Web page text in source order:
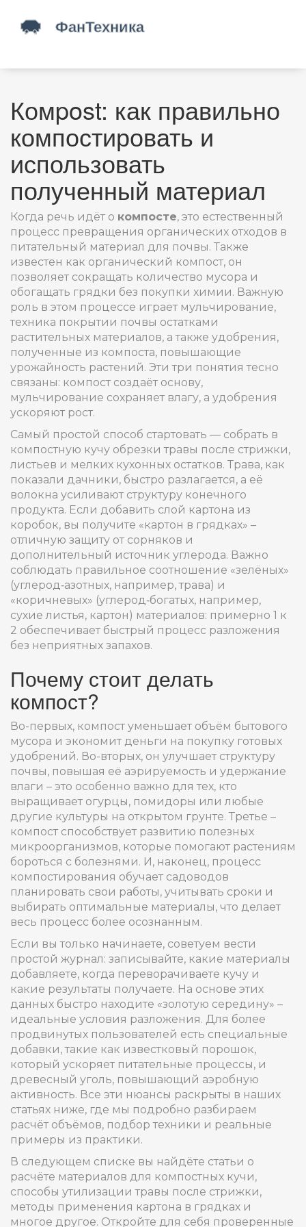
Комpost: как правильно
компостировать и
использовать
полученный материал
Когда речь идёт о компосте, это естественный
процесс превращения органических отходов в
питательный материал для почвы. Также
известен как органический компост, он
позволяет сокращать количество мусора и
обогащать грядки без покупки химии. Важную
роль в этом процессе играет мульчирование,
техника покрытии почвы остатками
растительных материалов, а также удобрения,
полученные из компоста, повышающие
урожайность растений. Эти три понятия тесно
связаны: компост создаёт основу,
мульчирование сохраняет влагу, а удобрения
ускоряют рост.
Самый простой способ стартовать — собрать в
компостную кучу обрезки травы после стрижки,
листьев и мелких кухонных остатков. Трава, как
показали дачники, быстро разлагается, а её
волокна усиливают структуру конечного
продукта. Если добавить слой картона из
коробок, вы получите «картон в грядках» –
отличную защиту от сорняков и
дополнительный источник углерода. Важно
соблюдать правильное соотношение «зелёных»
(углерод‑азотных, например, трава) и
«коричневых» (углерод‑богатых, например,
сухие листья, картон) материалов: примерно 1 к
2 обеспечивает быстрый процесс разложения
без неприятных запахов.
Почему стоит делать
компост?
Во-первых, компост уменьшает объём бытового
мусора и экономит деньги на покупку готовых
удобрений. Во-вторых, он улучшает структуру
почвы, повышая её аэрируемость и удержание
влаги – это особенно важно для тех, кто
выращивает огурцы, помидоры или любые
другие культуры на открытом грунте. Третье –
компост способствует развитию полезных
микроорганизмов, которые помогают растениям
бороться с болезнями. И, наконец, процесс
компостирования обучает садоводов
планировать свои работы, учитывать сроки и
выбирать оптимальные материалы, что делает
весь процесс более осознанным.
Если вы только начинаете, советуем вести
простой журнал: записывайте, какие материалы
добавляете, когда переворачиваете кучу и
какие результаты получаете. На основе этих
данных быстро находите «золотую середину» –
идеальные условия разложения. Для более
продвинутых пользователей есть специальные
добавки, такие как известковый порошок,
который ускоряет питательные процессы, и
древесный уголь, повышающий аэробную
активность. Все эти нюансы раскрыты в наших
статьях ниже, где мы подробно разбираем
расчёт объёмов, подбор техники и реальные
примеры из практики.
В следующем списке вы найдёте статьи о
расчёте материалов для компостных кучи,
способы утилизации травы после стрижки,
методы применения картона в грядках и
многое другое. Откройте для себя проверенные